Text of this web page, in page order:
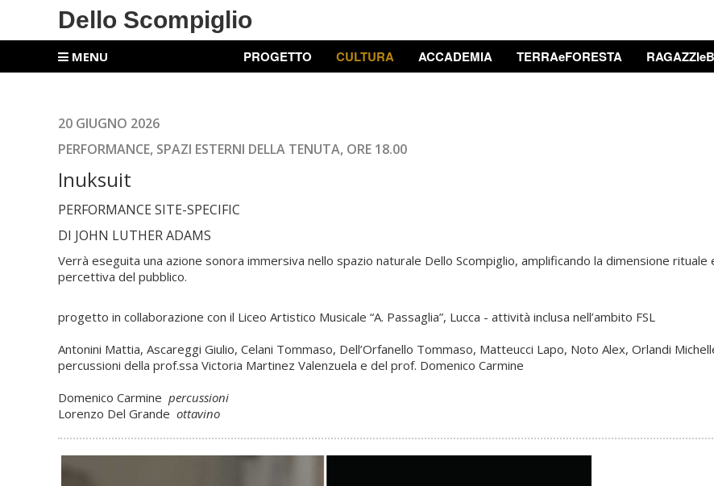
Dello Scompiglio
MENU PROGETTO CULTURA ACCADEMIA TERRAeFORESTA
20 GIUGNO 2026
PERFORMANCE, SPAZI ESTERNI DELLA TENUTA, ORE 18.00
Inuksuit
PERFORMANCE SITE-SPECIFIC
DI JOHN LUTHER ADAMS
Verrà eseguita una azione sonora immersiva nello spazio naturale Dello Scompiglio, amplificando la dimensione
percettiva del pubblico.
progetto in collaborazione con il Liceo Artistico Musicale “A. Passaglia”, Lucca - attività inclusa nell’ambito FSL
Antonini Mattia, Ascareggi Giulio, Celani Tommaso, Dell’Orfanello Tommaso, Matteucci Lapo, Noto Alex, Orlandi
percussioni della prof.ssa Victoria Martinez Valenzuela e del prof. Domenico Carmine
Domenico Carmine percussioni
Lorenzo Del Grande ottavino